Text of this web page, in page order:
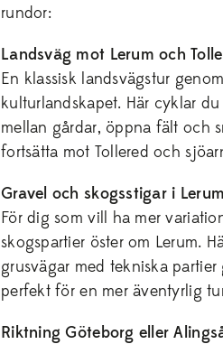
rundor:
Landsväg mot Lerum och
En klassisk landsvägstur
kulturlandskapet. Här cyklar
mellan gårdar, öppna fält och
fortsätta mot Tollered och
Gravel och skogsstigar i
För dig som vill ha mer
skogspartier öster om Lerum.
grusvägar med tekniska
perfekt för en mer äventyrlig
Riktning Göteborg eller